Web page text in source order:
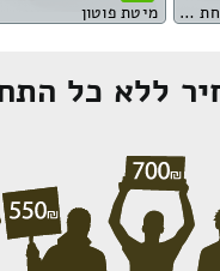
(ספפה) XL ספה נפתחת למיטה מיטת פוטון
ללא כל